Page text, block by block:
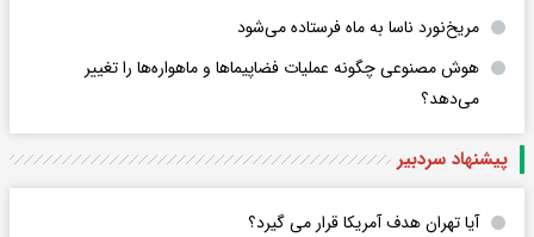
مریخ‌نورد ناسا به ماه فرستاده می‌شود
هوش مصنوعی چگونه عملیات فضاپیماها و ماهواره‌ها را تغییر
می‌دهد؟
پیشنهاد سردبیر
آیا تهران هدف آمریکا قرار می گیرد؟